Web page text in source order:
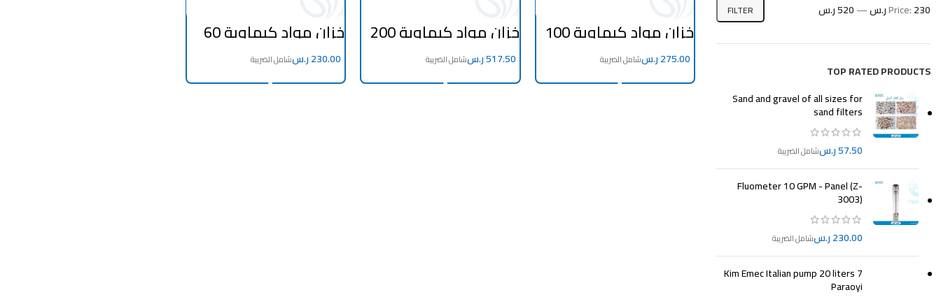
FILTER Price:230 ر.س —520 ر.س
TOP RATED PRODUCTS
Sand and gravel of all sizes for
sand filters
ر.س
Fluometer 10 GPM - Panel (Z-
3003)
ر.س
Kim Emec Italian pump 20 liters 7
Paraoyi
خزان مواد كيماوية 100لتر – صناعة مصرية
ر.س
خزان مواد كيماوية 200لتر – صناعة مصرية
ر.س
خزان مواد كيماوية 60لتر – صناعة مصرية
ر.س